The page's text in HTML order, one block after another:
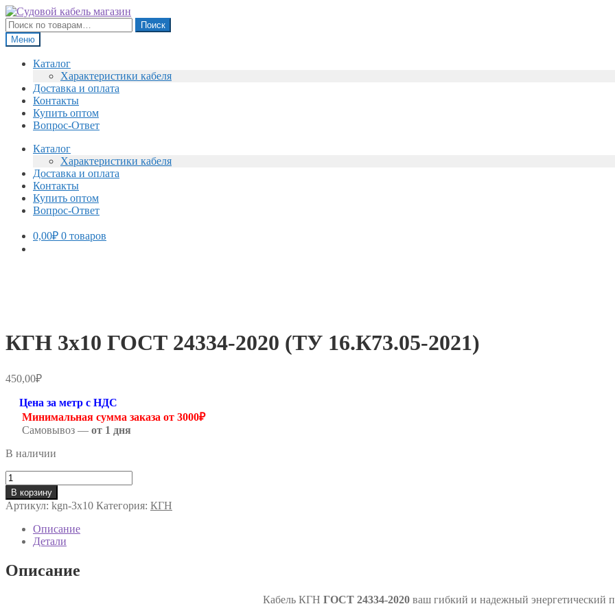
Перейти
к
навигации
Перейти
к
содержимому
Искать:
Поиск
Меню
Каталог
Характеристики кабеля
Доставка и оплата
Контакты
Купить оптом
Вопрос-Ответ
Каталог
Характеристики кабеля
Доставка и оплата
Контакты
Купить оптом
Вопрос-Ответ
0,00₽ 0 товаров
КГН 3х10 ГОСТ 24334-2020 (ТУ 16.К73.05-2021)
450,00₽
Цена за метр с НДС
Минимальная сумма заказа от 3000₽
Самовывоз — от 1 дня
В наличии
Количество
товара
КГН
3х10
ГОСТ
24334-
(ТУ
16.К73.05-
В корзину
Артикул: kgn-3х10 Категория: КГН
Описание
Детали
Описание
Кабель КГН ГОСТ 24334-2020 ваш гибкий и надежный энергетический